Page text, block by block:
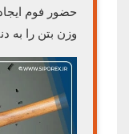
حضور فوم
وزن بتن را به